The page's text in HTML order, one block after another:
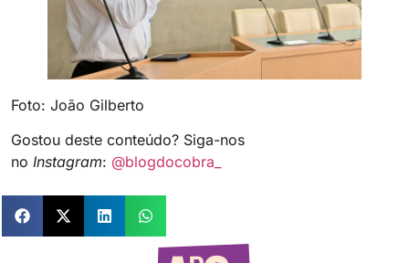
Foto: João Gilberto
Gostou deste conteúdo? Siga-nos
no Instagram: @blogdocobra_